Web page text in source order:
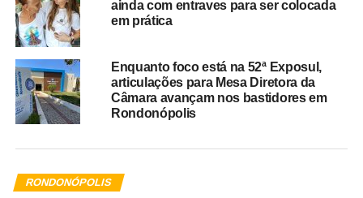
ainda com entraves para ser colocada
em prática
Enquanto foco está na 52ª Exposul,
articulações para Mesa Diretora da
Câmara avançam nos bastidores em
Rondonópolis
RONDONÓPOLIS